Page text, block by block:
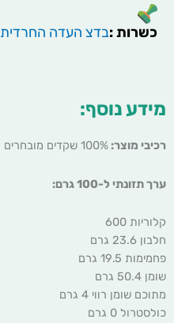
כשרות :בדצ העדה החרדית
מידע נוסף:
רכיבי מוצר: 100% שקדים מובחרים ללא שום תוספות.
ערך תזונתי ל-100 גרם:
קלוריות 600
חלבון 23.6 גרם
פחמימות 19.5 גרם
שומן 50.4 גרם
מתוכם שומן רווי 4 גרם
כולסטרול 0 גרם